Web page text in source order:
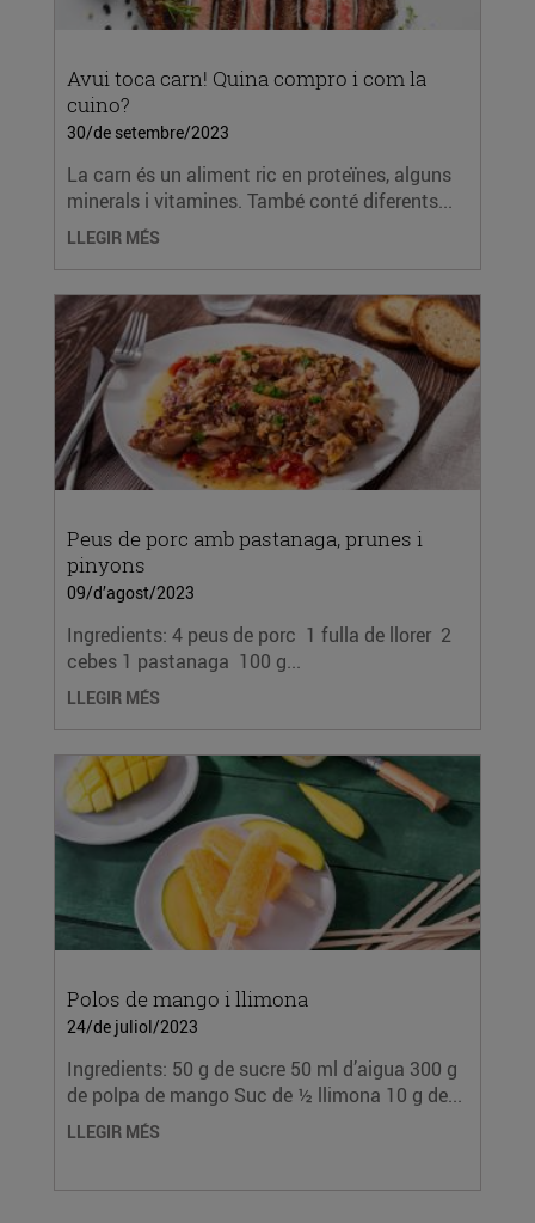
Avui toca carn! Quina compro i com la
cuino?
30/de setembre/2023
La carn és un aliment ric en proteïnes, alguns
minerals i vitamines. També conté diferents...
LLEGIR MÉS
Peus de porc amb pastanaga, prunes i
pinyons
09/d’agost/2023
Ingredients: 4 peus de porc 1 fulla de llorer 2
cebes 1 pastanaga 100 g...
LLEGIR MÉS
Polos de mango i llimona
24/de juliol/2023
Ingredients: 50 g de sucre 50 ml d’aigua 300 g
de polpa de mango Suc de ½ llimona 10 g de...
LLEGIR MÉS